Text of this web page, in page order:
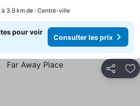
à 3.9 km de : Centre-ville
pour voir
Consulter les prix
Partager